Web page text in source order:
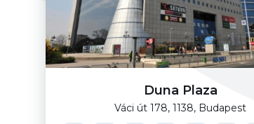
Duna Plaza
Váci út 178, 1138, Budapest